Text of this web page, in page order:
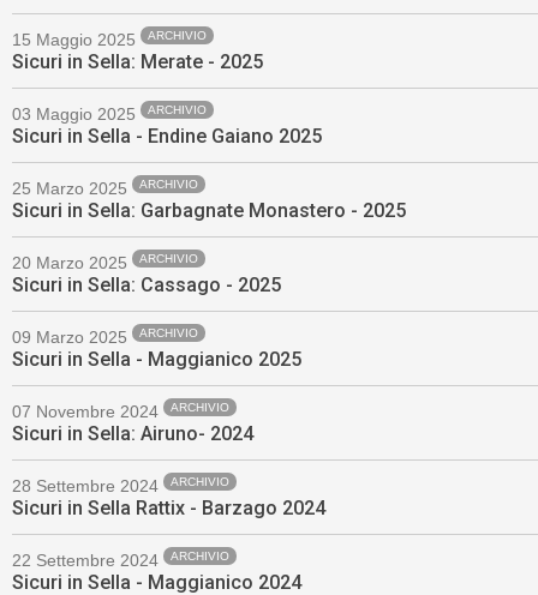
15 Maggio 2025 ARCHIVIO
Sicuri in Sella: Merate - 2025
03 Maggio 2025 ARCHIVIO
Sicuri in Sella - Endine Gaiano 2025
25 Marzo 2025 ARCHIVIO
Sicuri in Sella: Garbagnate Monastero - 2025
20 Marzo 2025 ARCHIVIO
Sicuri in Sella: Cassago - 2025
09 Marzo 2025 ARCHIVIO
Sicuri in Sella - Maggianico 2025
07 Novembre 2024 ARCHIVIO
Sicuri in Sella: Airuno- 2024
28 Settembre 2024 ARCHIVIO
Sicuri in Sella Rattix - Barzago 2024
22 Settembre 2024 ARCHIVIO
Sicuri in Sella - Maggianico 2024